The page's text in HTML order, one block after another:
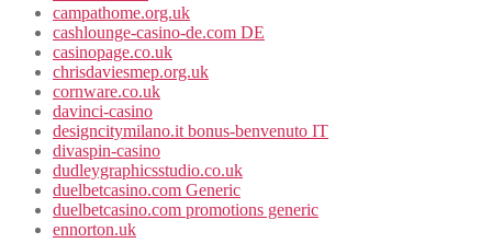
campathome.org.uk
cashlounge-casino-de.com DE
casinopage.co.uk
chrisdaviesmep.org.uk
cornware.co.uk
davinci-casino
designcitymilano.it bonus-benvenuto IT
divaspin-casino
dudleygraphicsstudio.co.uk
duelbetcasino.com Generic
duelbetcasino.com promotions generic
ennorton.uk